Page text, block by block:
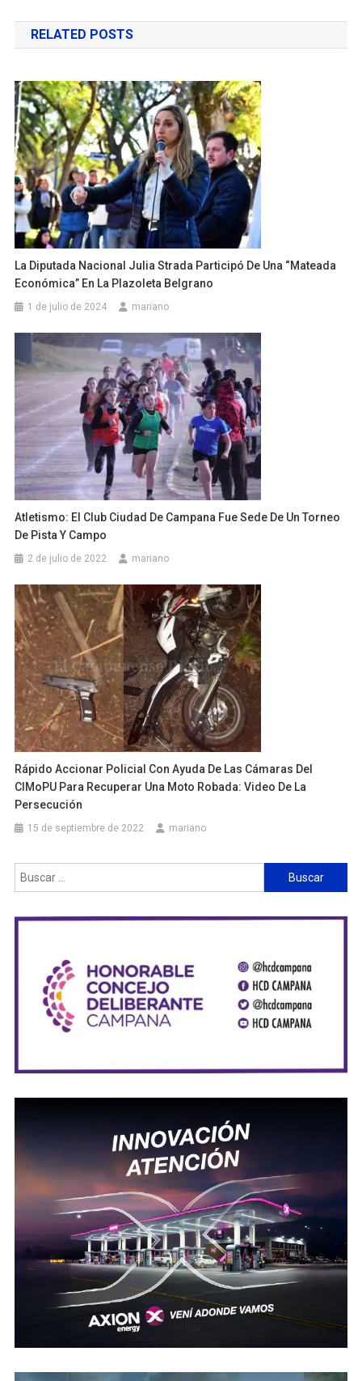
de
entradas
RELATED POSTS
La Diputada Nacional Julia Strada Participó De Una “mateada
Económica” En La Plazoleta Belgrano
1 de julio de 2024 mariano
Atletismo: El Club Ciudad De Campana Fue Sede De Un Torneo
De Pista Y Campo
2 de julio de 2022 mariano
Rápido Accionar Policial Con Ayuda De Las Cámaras Del
CIMoPU Para Recuperar Una Moto Robada: Video De La
Persecución
15 de septiembre de 2022 mariano
Buscar: